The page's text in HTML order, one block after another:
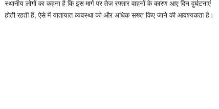
स्थानीय लोगों का कहना है कि इस मार्ग पर तेज रफ्तार वाहनों के कारण आए दिन दुर्घटनाएं
होती रहती हैं, ऐसे में यातायात व्यवस्था को और अधिक सख्त किए जाने की आवश्यकता है।